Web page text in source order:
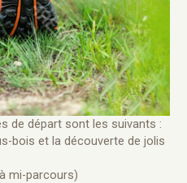
de départ sont les suivants :
bois et la découverte de jolis
mi-parcours)